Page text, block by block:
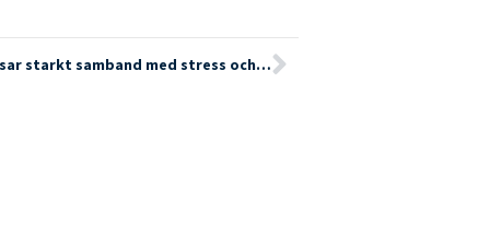
Långvarig utbredd smärta hos ungdomar uppvisar starkt samband med stress och oro